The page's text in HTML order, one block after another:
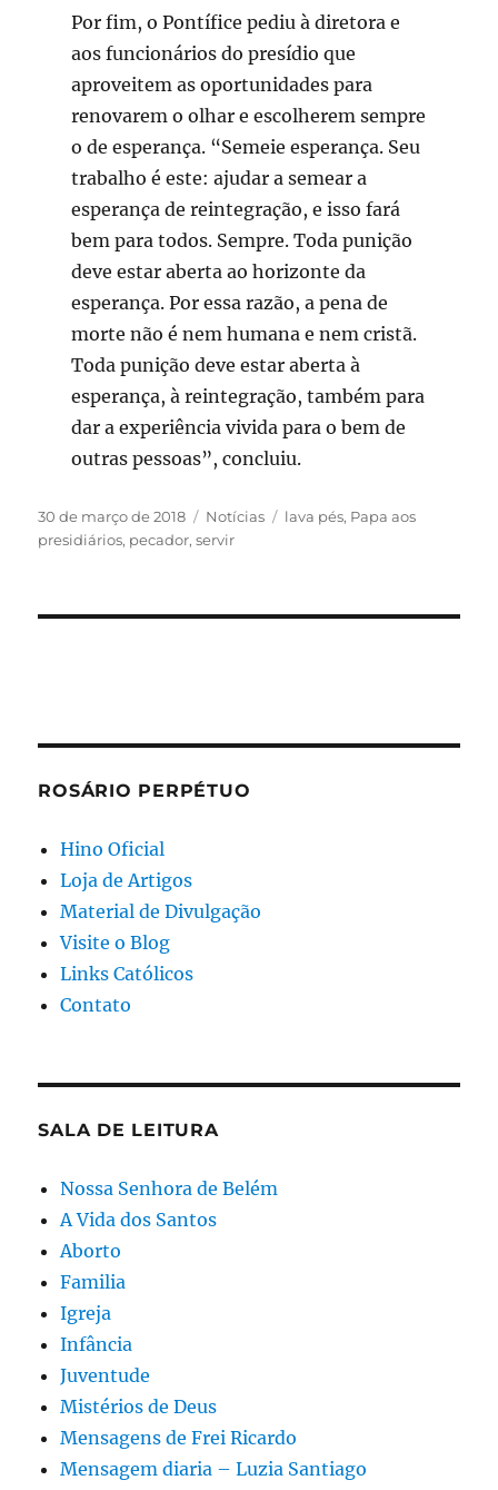
Por fim, o Pontífice pediu à diretora e
aos funcionários do presídio que
aproveitem as oportunidades para
renovarem o olhar e escolherem sempre
o de esperança. “Semeie esperança. Seu
trabalho é este: ajudar a semear a
esperança de reintegração, e isso fará
bem para todos. Sempre. Toda punição
deve estar aberta ao horizonte da
esperança. Por essa razão, a pena de
morte não é nem humana e nem cristã.
Toda punição deve estar aberta à
esperança, à reintegração, também para
dar a experiência vivida para o bem de
outras pessoas”, concluiu.
Publicado
em
30 de março de 2018 Categorias
Notícias Tags
lava pés, Papa aos
presidiários, pecador,servir
ROSÁRIO PERPÉTUO
Hino Oficial
Loja de Artigos
Material de Divulgação
Visite o Blog
Links Católicos
Contato
SALA DE LEITURA
Nossa Senhora de Belém
A Vida dos Santos
Aborto
Familia
Igreja
Infância
Juventude
Mistérios de Deus
Mensagens de Frei Ricardo
Mensagem diaria – Luzia Santiago